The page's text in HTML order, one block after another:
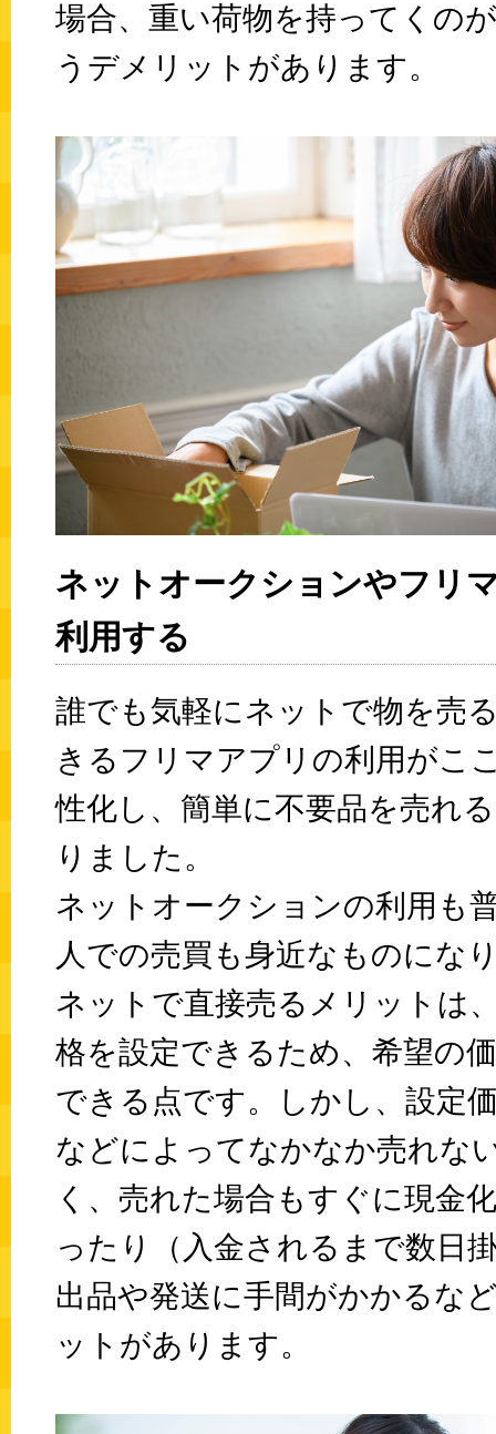
場合、重い荷物を持ってくの
うデメリットがあります。
ネットオークションやフリ
利用する
誰でも気軽にネットで物を売
きるフリマアプリの利用がこ
性化し、簡単に不要品を売れ
りました。
ネットオークションの利用も
人での売買も身近なものにな
ネットで直接売るメリットは
格を設定できるため、希望の
できる点です。しかし、設定
などによってなかなか売れな
く、売れた場合もすぐに現金
ったり（入金されるまで数日
出品や発送に手間がかかるな
ットがあります。